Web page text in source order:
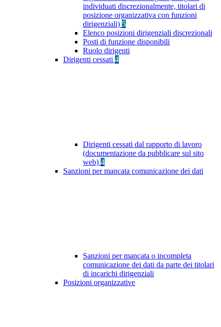
individuati discrezionalmente, titolari di
posizione organizzativa con funzioni
dirigenziali) 5
Elenco posizioni dirigenziali discrezionali
Posti di funzione disponibili
Ruolo dirigenti
Dirigenti cessati 4
Dirigenti cessati dal rapporto di lavoro
(documentazione da pubblicare sul sito
web) 4
Sanzioni per mancata comunicazione dei dati
Sanzioni per mancata o incompleta
comunicazione dei dati da parte dei titolari
di incarichi dirigenziali
Posizioni organizzative